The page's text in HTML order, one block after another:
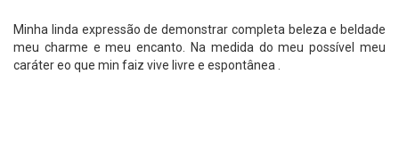
Minha linda expressão de demonstrar completa beleza e beldade
meu charme e meu encanto. Na medida do meu possível meu
caráter eo que min faiz vive livre e espontânea .